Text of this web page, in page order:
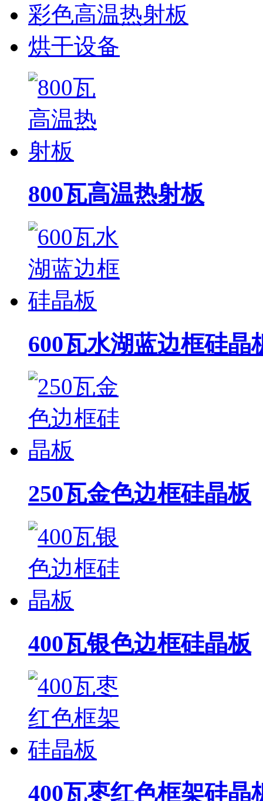
彩色高温热射板
烘干设备
800瓦高温热射板
600瓦水湖蓝边框硅晶
250瓦金色边框硅晶板
400瓦银色边框硅晶板
400瓦枣红色框架硅晶